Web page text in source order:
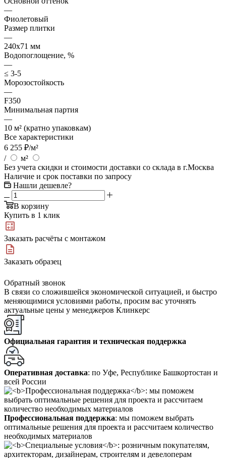
—
Фиолетовый
Размер плитки
—
240x71 мм
Водопоглощение, %
—
≤ 3-5
Морозостойкость
—
F350
Минимальная партия
—
10 м² (кратно упаковкам)
Все характеристики
6 255 ₽/м²
/
м²
Без учета скидки и стоимости доставки со склада в г.Москва
Наличие и срок поставки по запросу
Нашли дешевле?
В корзину
Купить в 1 клик
Заказать расчёты с монтажом
Заказать образец
Обратный звонок
В связи со сложившейся экономической ситуацией, и быстро
меняющимися условиями работы, просим вас уточнять
актуальные цены у менеджеров Клинкерс
Официальная гарантия и техническая поддержка
Оперативная доставка: по Уфе, Республике Башкортостан и
всей России
Профессиональная поддержка: мы поможем выбрать
оптимальные решения для проекта и рассчитаем количество
необходимых материалов